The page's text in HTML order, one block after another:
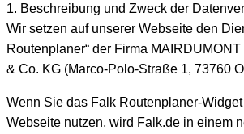
1. Beschreibung und Zweck der
Wir setzen auf unserer Webseite den
Routenplaner“ der Firma
& Co. KG (Marco-Polo-Straße 1, 73760
Wenn Sie das Falk Routenplaner-
Webseite nutzen, wird Falk.de in einem